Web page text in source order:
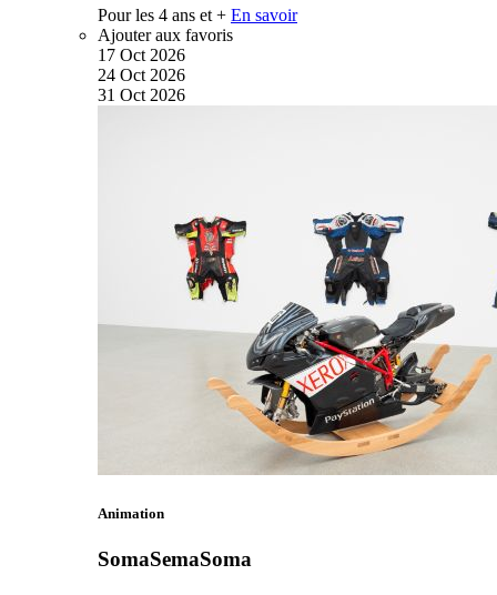
Pour les 4 ans et + En savoir
Ajouter aux favoris
17 Oct 2026
24 Oct 2026
31 Oct 2026
Animation
SomaSemaSoma